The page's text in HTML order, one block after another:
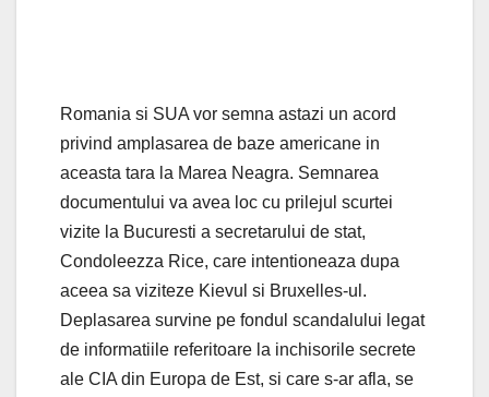
Romania si SUA vor semna astazi un acord
privind amplasarea de baze americane in
aceasta tara la Marea Neagra. Semnarea
documentului va avea loc cu prilejul scurtei
vizite la Bucuresti a secretarului de stat,
Condoleezza Rice, care intentioneaza dupa
aceea sa viziteze Kievul si Bruxelles-ul.
Deplasarea survine pe fondul scandalului legat
de informatiile referitoare la inchisorile secrete
ale CIA din Europa de Est, si care s-ar afla, se